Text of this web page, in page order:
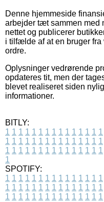
Denne hjemmeside
arbejder tæt sammen med
nettet og publicerer
i tilfælde af at en bruger
ordre.
Oplysninger vedrørende
opdateres tit, men der
blevet realiseret siden
informationer.
BITLY:
1 1 1 1 1 1 1 1 1 1 1 1 1 1 1
1 1 1 1 1 1 1 1 1 1 1 1 1 1 1
1 1 1 1 1 1 1 1 1 1 1 1 1 1 1
1
SPOTIFY:
1 1 1 1 1 1 1 1 1 1 1 1 1 1 1
1 1 1 1 1 1 1 1 1 1 1 1 1 1 1
1 1 1 1 1 1 1 1 1 1 1 1 1 1 1